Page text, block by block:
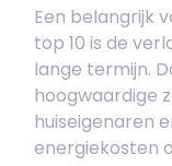
Een belangrijk
top 10 is de
lange termijn.
hoogwaardige
huiseigenaren
energiekosten